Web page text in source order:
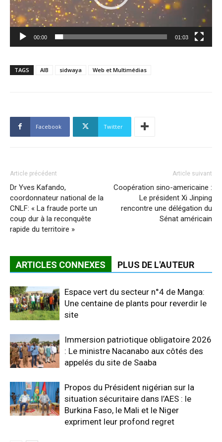
00:00 01:03
TAGS AIB sidwaya Web et Multimédias
Facebook Twitter
Article précédent
Dr Yves Kafando,
coordonnateur national de la
CNLF: « La fraude porte un
coup dur à la reconquête
rapide du territoire »
Article suivant
Coopération sino-americaine :
Le président Xi Jinping
rencontre une délégation du
Sénat américain
ARTICLES CONNEXES PLUS DE L'AUTEUR
Espace vert du secteur n°4 de Manga:
Une centaine de plants pour reverdir le
site
Immersion patriotique obligatoire 2026
: Le ministre Nacanabo aux côtés des
appelés du site de Saaba
Propos du Président nigérian sur la
situation sécuritaire dans l’AES : le
Burkina Faso, le Mali et le Niger
expriment leur profond regret